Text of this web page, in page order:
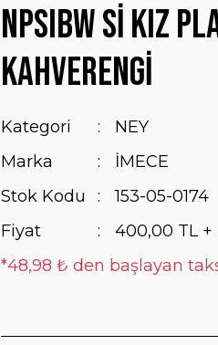
NPSIBW Sİ KIZ
KAHVERENGİ
Kategori
NEY
Marka
İMECE
Stok Kodu
153-05-0174
Fiyat
400,00 TL +
*48,98 ₺ den başlayan